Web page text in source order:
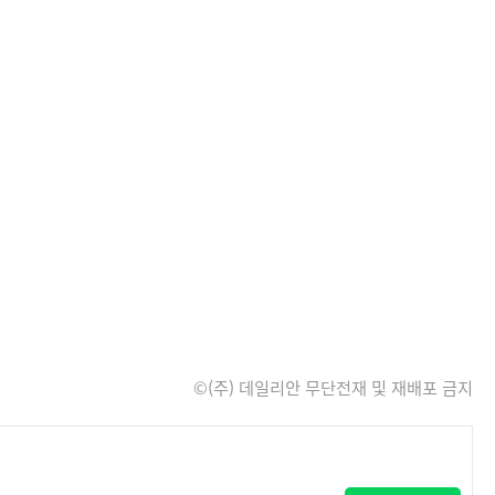
©(주) 데일리안 무단전재 및 재배포 금지